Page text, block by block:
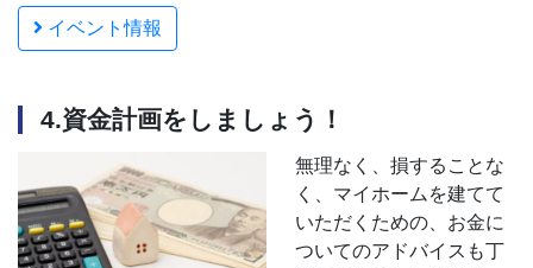
イベント情報
4.資金計画をしましょう！
無理なく、損することな
く、マイホームを建てて
いただくための、お金に
ついてのアドバイスも丁